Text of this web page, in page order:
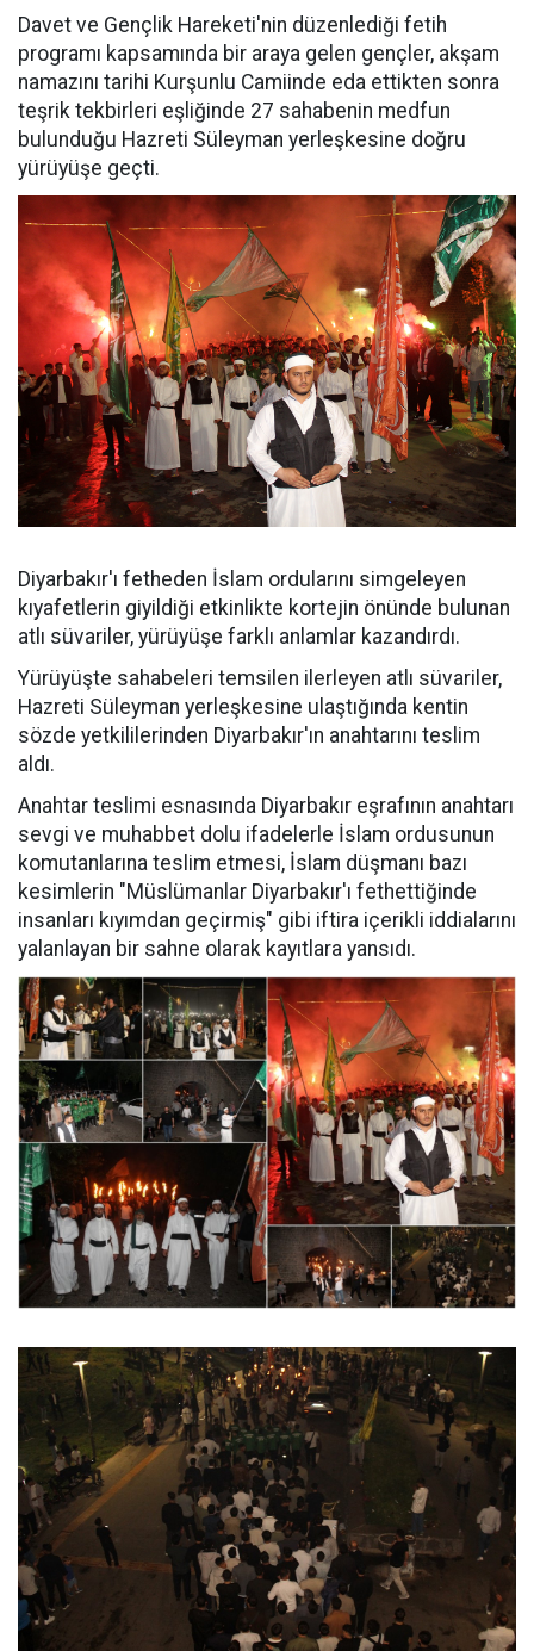
Davet ve Gençlik Hareketi'nin düzenlediği fetih
programı kapsamında bir araya gelen gençler, akşam
namazını tarihi Kurşunlu Camiinde eda ettikten sonra
teşrik tekbirleri eşliğinde 27 sahabenin medfun
bulunduğu Hazreti Süleyman yerleşkesine doğru
yürüyüşe geçti.
Diyarbakır'ı fetheden İslam ordularını simgeleyen
kıyafetlerin giyildiği etkinlikte kortejin önünde bulunan
atlı süvariler, yürüyüşe farklı anlamlar kazandırdı.
Yürüyüşte sahabeleri temsilen ilerleyen atlı süvariler,
Hazreti Süleyman yerleşkesine ulaştığında kentin
sözde yetkililerinden Diyarbakır'ın anahtarını teslim
aldı.
Anahtar teslimi esnasında Diyarbakır eşrafının anahtarı
sevgi ve muhabbet dolu ifadelerle İslam ordusunun
komutanlarına teslim etmesi, İslam düşmanı bazı
kesimlerin "Müslümanlar Diyarbakır'ı fethettiğinde
insanları kıyımdan geçirmiş" gibi iftira içerikli iddialarını
yalanlayan bir sahne olarak kayıtlara yansıdı.